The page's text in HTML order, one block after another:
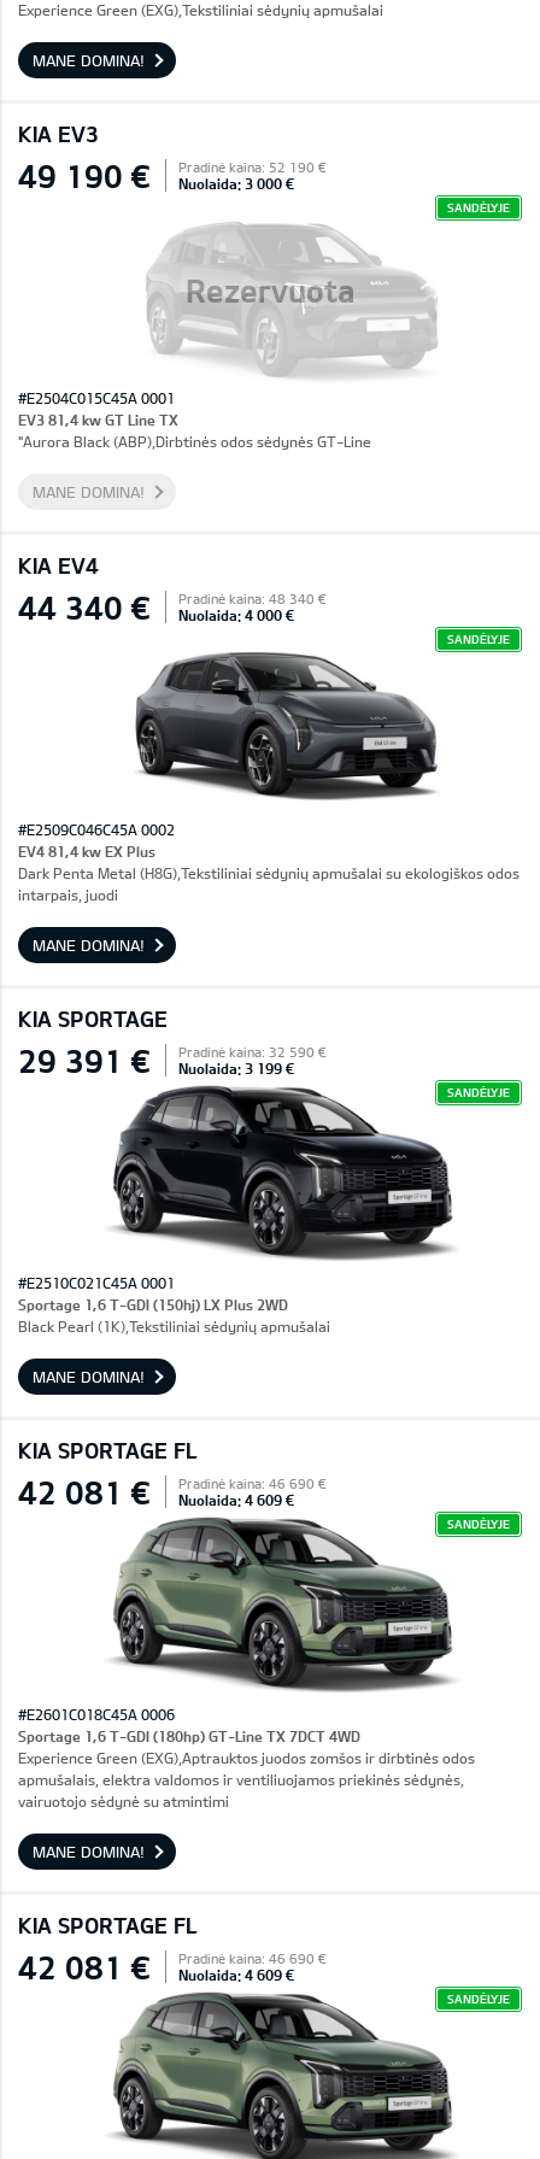
Experience Green (EXG),Tekstiliniai sėdynių apmušalai
MANE DOMINA!
KIA EV3
Rezervuota
49 190 € Pradinė kaina: 52 190 €
Nuolaida: 3 000 €
SANDĖLYJE
#E2504C015C45A 0001
EV3 81,4 kw GT Line TX
"Aurora Black (ABP),Dirbtinės odos sėdynės GT-Line
MANE DOMINA!
KIA EV4
44 340 € Pradinė kaina: 48 340 €
Nuolaida: 4 000 €
SANDĖLYJE
#E2509C046C45A 0002
EV4 81,4 kw EX Plus
Dark Penta Metal (H8G),Tekstiliniai sėdynių apmušalai su ekologiškos odos
intarpais, juodi
MANE DOMINA!
KIA SPORTAGE
29 391 € Pradinė kaina: 32 590 €
Nuolaida: 3 199 €
SANDĖLYJE
#E2510C021C45A 0001
Sportage 1,6 T-GDI (150hj) LX Plus 2WD
Black Pearl (1K),Tekstiliniai sėdynių apmušalai
MANE DOMINA!
KIA SPORTAGE FL
42 081 € Pradinė kaina: 46 690 €
Nuolaida: 4 609 €
SANDĖLYJE
#E2601C018C45A 0006
Sportage 1,6 T-GDI (180hp) GT-Line TX 7DCT 4WD
Experience Green (EXG),Aptrauktos juodos zomšos ir dirbtinės odos
apmušalais, elektra valdomos ir ventiliuojamos priekinės sėdynės,
vairuotojo sėdynė su atmintimi
MANE DOMINA!
KIA SPORTAGE FL
42 081 € Pradinė kaina: 46 690 €
Nuolaida: 4 609 €
SANDĖLYJE